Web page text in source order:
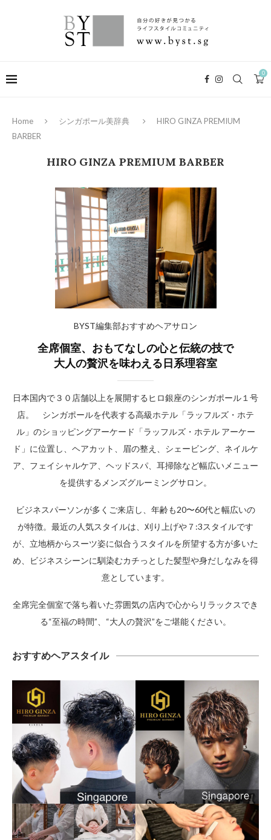
0
Home シンガポール美辞典
HIRO GINZA PREMIUM
BARBER
HIRO GINZA PREMIUM BARBER
BYST編集部おすすめヘアサロン
全席個室、おもてなしの心と伝統の技で
大人の贅沢を味わえる日系理容室
日本国内で３０店舗以上を展開するヒロ銀座のシンガポール１号
店。 シンガポールを代表する高級ホテル「ラッフルズ・ホテ
ル」のショッピングアーケード「ラッフルズ・ホテル アーケー
ド」に位置し、ヘアカット、眉の整え、シェービング、ネイルケ
ア、フェイシャルケア、ヘッドスパ、耳掃除など幅広いメニュー
を提供するメンズグルーミングサロン。
ビジネスパーソンが多くご来店し、年齢も20〜60代と幅広いの
が特徴。最近の人気スタイルは、刈り上げや７:3スタイルです
が、立地柄からスーツ姿に似合うスタイルを所望する方が多いた
め、ビジネスシーンに馴染むカチっとした髪型や身だしなみを得
意としています。
全席完全個室で落ち着いた雰囲気の店内で心からリラックスでき
る“至福の時間”、“大人の贅沢”をご堪能ください。
おすすめヘアスタイル